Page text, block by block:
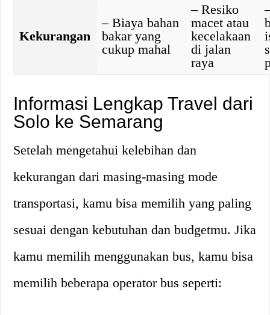
Kekurangan
– Biaya bahan
bakar yang
cukup mahal
– Resiko
macet atau
kecelakaan
di jalan
raya
Informasi Lengkap Travel dari
Solo ke Semarang
Setelah mengetahui kelebihan dan
kekurangan dari masing-masing mode
transportasi, kamu bisa memilih yang paling
sesuai dengan kebutuhan dan budgetmu. Jika
kamu memilih menggunakan bus, kamu bisa
memilih beberapa operator bus seperti: